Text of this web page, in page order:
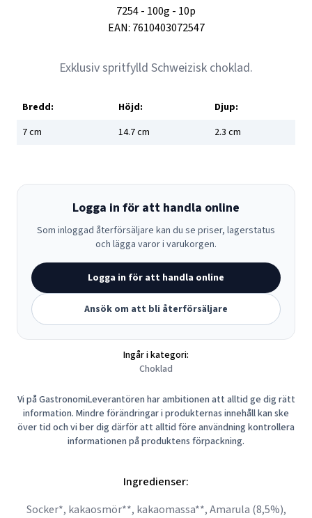
7254- 100g - 10p
EAN: 7610403072547
Exklusiv spritfylld Schweizisk choklad.
Bredd: Höjd:
Djup:
7cm 14.7cm 2.3 cm
Logga in för att handla online
Som inloggad återförsäljare kan du se priser, lagerstatus
och lägga varor i varukorgen.
Logga in för att handla online
Ansök om att bli återförsäljare
Ingår i kategori:
Choklad
Vi på GastronomiLeverantören har ambitionen att alltid ge dig rätt
information. Mindre förändringar i produkternas innehåll kan ske
över tid och vi ber dig därför att alltid före användning kontrollera
informationen på produktens förpackning.
Ingredienser:
Socker*, kakaosmör**, kakaomassa**, Amarula (8,5%),